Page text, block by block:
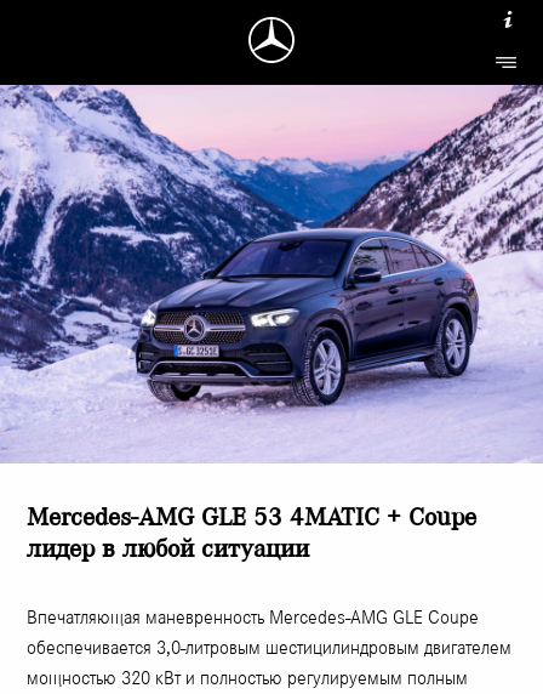
Mercedes-AMG GLE 53 4MATIC + Coupe
лидер в любой ситуации
Впечатляющая маневренность Mercedes-AMG GLE Coupe
обеспечивается 3,0-литровым шестицилиндровым двигателем
мощностью 320 кВт и полностью регулируемым полным